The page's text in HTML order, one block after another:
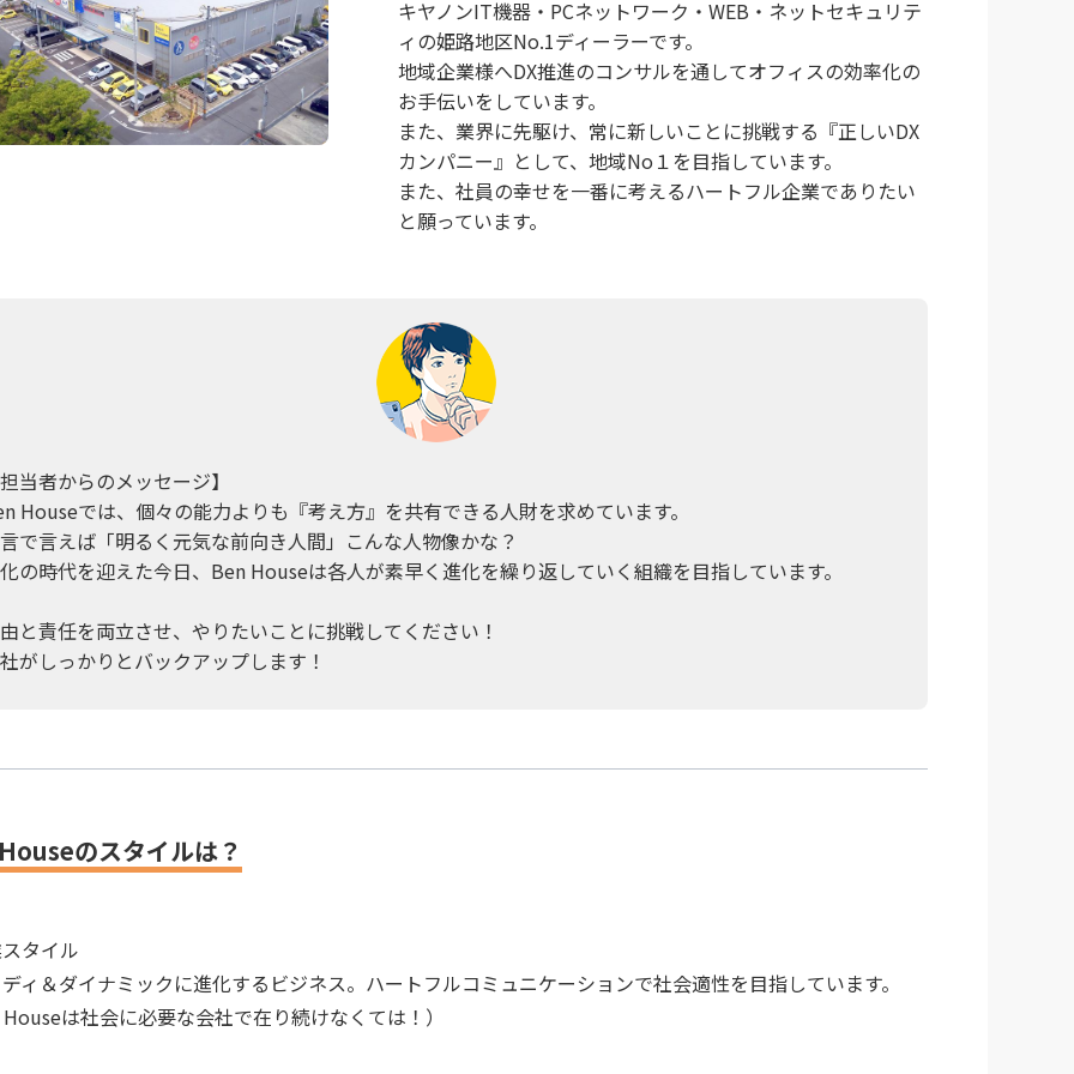
キヤノンIT機器・PCネットワーク・WEB・ネットセキュリテ
ィの姫路地区No.1ディーラーです。
地域企業様へDX推進のコンサルを通してオフィスの効率化の
お手伝いをしています。
また、業界に先駆け、常に新しいことに挑戦する『正しいDX
カンパニー』として、地域No１を目指しています。
また、社員の幸せを一番に考えるハートフル企業でありたい
と願っています。
当者からのメッセージ】
Houseでは、個々の能力よりも『考え方』を共有できる人財を求めています。
で言えば「明るく元気な前向き人間」こんな人物像かな？
の時代を迎えた今日、Ben Houseは各人が素早く進化を繰り返していく組織を目指しています。
と責任を両立させ、やりたいことに挑戦してください！
がしっかりとバックアップします！
のスタイルは？
タイル
ィ＆ダイナミックに進化するビジネス。ハートフルコミュニケーションで社会適性を目指しています。
は社会に必要な会社で在り続けなくては！）